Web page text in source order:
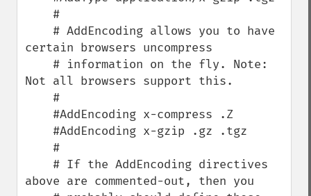
certain browsers uncompress
Not all browsers support this.
above are commented-out, then you